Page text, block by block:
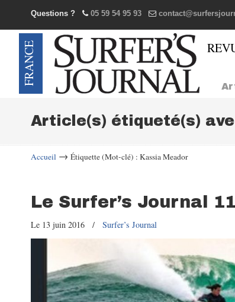
Questions ? 05 59 54 95 93
Navigation
Article(s) étiqueté(s)
Accueil → Étiquette (Mot-clé) : Kassia Meador
Le Surfer’s Journal
Le 13 juin 2016 / Surfer’s Journal